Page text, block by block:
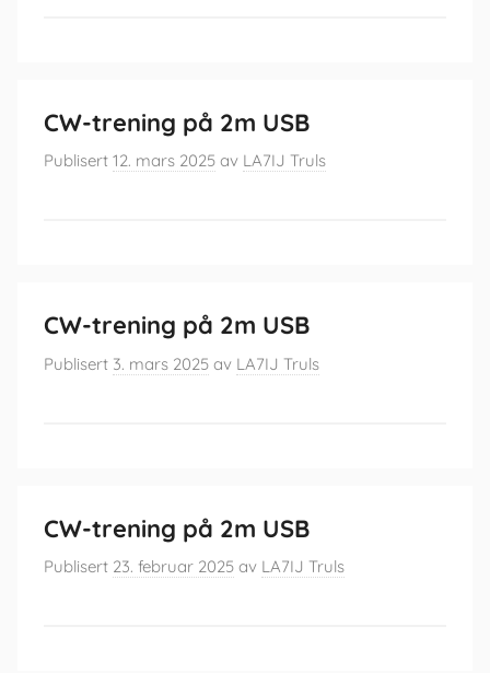
CW-trening på 2m USB
Publisert 12. mars 2025 av LA7IJ Truls
CW-trening på 2m USB
Publisert 3. mars 2025 av LA7IJ Truls
CW-trening på 2m USB
Publisert 23. februar 2025 av LA7IJ Truls